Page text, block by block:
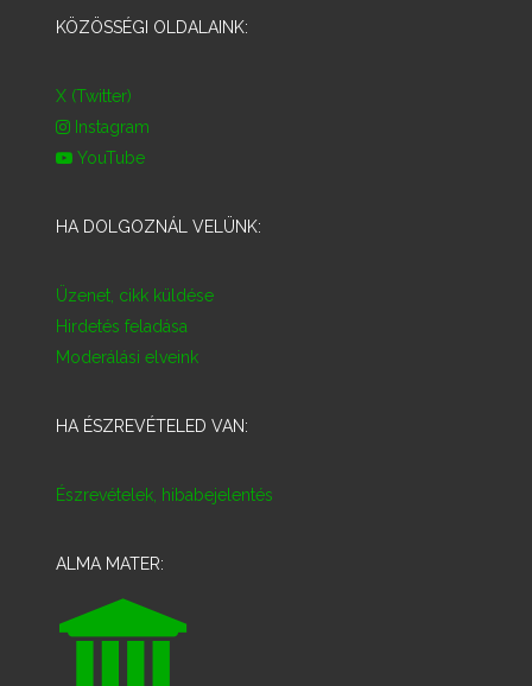
KÖZÖSSÉGI OLDALAINK:
X (Twitter)
Instagram
YouTube
HA DOLGOZNÁL VELÜNK:
Üzenet, cikk küldése
Hirdetés feladása
Moderálási elveink
HA ÉSZREVÉTELED VAN:
Észrevételek, hibabejelentés
ALMA MATER: